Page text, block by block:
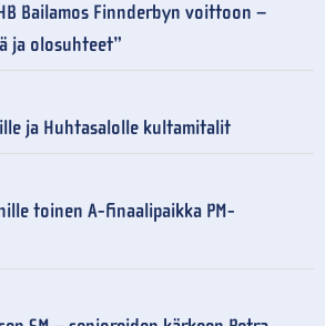
Bailamos Finnderbyn voittoon –
ja olosuhteet”
ja Huhtasalolle kultamitalit
toinen A-finaalipaikka PM-